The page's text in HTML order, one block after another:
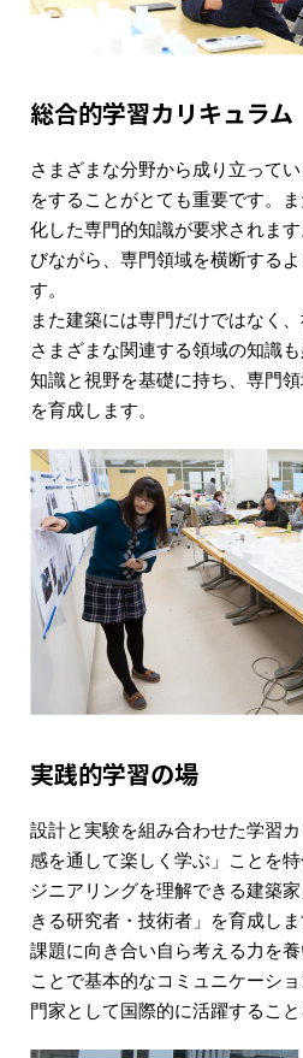
総合的学習カリキュラム
さまざまな分野から成り立って
をすることがとても重要です。
化した専門的知識が要求されま
びながら、専門領域を横断する
す。
また建築には専門だけではなく
さまざまな関連する領域の知識
知識と視野を基礎に持ち、専門
を育成します。
実践的学習の場
設計と実験を組み合わせた学習
感を通して楽しく学ぶ」ことを
ジニアリングを理解できる建築
きる研究者・技術者」を育成しま
課題に向き合い自ら考える力を
ことで基本的なコミュニケーシ
門家として国際的に活躍すること